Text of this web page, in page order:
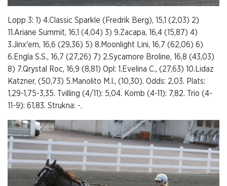
Lopp 3: 1) 4.Classic Sparkle (Fredrik Berg), 15,1 (2,03) 2)
11.Ariane Summit, 16,1 (4,04) 3) 9.Zacapa, 16,4 (15,87) 4)
3.Jinx'em, 16,6 (29,36) 5) 8.Moonlight Lini, 16,7 (62,06) 6)
6.Engla S.S., 16,7 (27,26) 7) 2.Sycamore Broline, 16,8 (43,03)
8) 7.Qrystal Roc, 16,9 (8,81) Opl: 1.Evelina C., (27,63) 10.Lidaz
Katzner, (50,73) 5.Manolito M.I., (10,30). Odds: 2,03. Plats:
1,29-1,75-3,35. Tvilling (4/11): 5,04. Komb (4-11): 7,82. Trio (4-
11-9): 61,83. Strukna: -.